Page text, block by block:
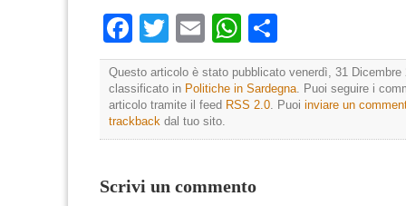
Facebook
TwitterEmailWhatsApp
Questo articolo è stato pubblicato venerdì, 31 Dicembre
classificato in Politiche in Sardegna. Puoi seguire i
articolo tramite il feed RSS 2.0. Puoi inviare un
trackback dal tuo sito.
Scrivi un commento